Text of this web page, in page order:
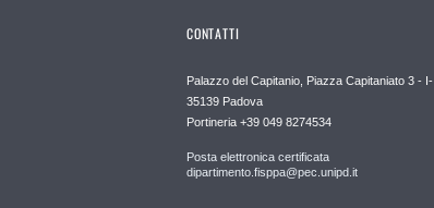
CONTATTI
Palazzo del Capitanio, Piazza Capitaniato 3 - I-
35139 Padova
Portineria +39 049 8274534
Posta elettronica certificata
dipartimento.fisppa@pec.unipd.it